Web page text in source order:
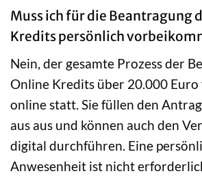
Muss ich für die Beantragung
Kredits persönlich
Nein, der gesamte Prozess der
Online Kredits über 20.000
online statt. Sie füllen den
aus aus und können auch den
digital durchführen. Eine
Anwesenheit ist nicht